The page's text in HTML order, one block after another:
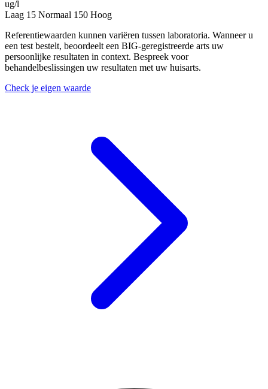
ug/l
Laag 15 Normaal 150 Hoog
Referentiewaarden kunnen variëren tussen laboratoria. Wanneer u
een test bestelt, beoordeelt een BIG-geregistreerde arts uw
persoonlijke resultaten in context. Bespreek voor
behandelbeslissingen uw resultaten met uw huisarts.
Check je eigen waarde